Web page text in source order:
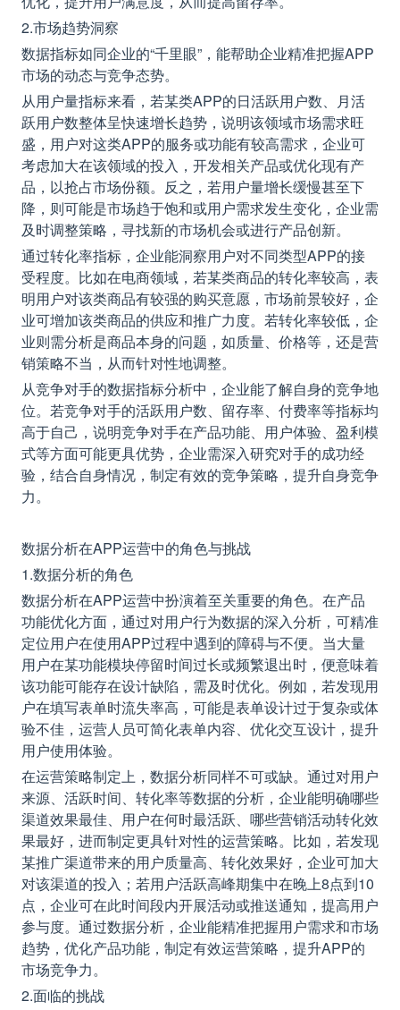
2.市场趋势洞察
数据指标如同企业的“千里眼”，能帮助企业精准把握APP
市场的动态与竞争态势。
从用户量指标来看，若某类APP的日活跃用户数、月活
跃用户数整体呈快速增长趋势，说明该领域市场需求旺
盛，用户对这类APP的服务或功能有较高需求，企业可
考虑加大在该领域的投入，开发相关产品或优化现有产
品，以抢占市场份额。反之，若用户量增长缓慢甚至下
降，则可能是市场趋于饱和或用户需求发生变化，企业需
及时调整策略，寻找新的市场机会或进行产品创新。
通过转化率指标，企业能洞察用户对不同类型APP的接
受程度。比如在电商领域，若某类商品的转化率较高，表
明用户对该类商品有较强的购买意愿，市场前景较好，企
业可增加该类商品的供应和推广力度。若转化率较低，企
业则需分析是商品本身的问题，如质量、价格等，还是营
销策略不当，从而针对性地调整。
从竞争对手的数据指标分析中，企业能了解自身的竞争地
位。若竞争对手的活跃用户数、留存率、付费率等指标均
高于自己，说明竞争对手在产品功能、用户体验、盈利模
式等方面可能更具优势，企业需深入研究对手的成功经
验，结合自身情况，制定有效的竞争策略，提升自身竞争
力。
数据分析在APP运营中的角色与挑战
1.数据分析的角色
数据分析在APP运营中扮演着至关重要的角色。在产品
功能优化方面，通过对用户行为数据的深入分析，可精准
定位用户在使用APP过程中遇到的障碍与不便。当大量
用户在某功能模块停留时间过长或频繁退出时，便意味着
该功能可能存在设计缺陷，需及时优化。例如，若发现用
户在填写表单时流失率高，可能是表单设计过于复杂或体
验不佳，运营人员可简化表单内容、优化交互设计，提升
用户使用体验。
在运营策略制定上，数据分析同样不可或缺。通过对用户
来源、活跃时间、转化率等数据的分析，企业能明确哪些
渠道效果最佳、用户在何时最活跃、哪些营销活动转化效
果最好，进而制定更具针对性的运营策略。比如，若发现
某推广渠道带来的用户质量高、转化效果好，企业可加大
对该渠道的投入；若用户活跃高峰期集中在晚上8点到10
点，企业可在此时间段内开展活动或推送通知，提高用户
参与度。通过数据分析，企业能精准把握用户需求和市场
趋势，优化产品功能，制定有效运营策略，提升APP的
市场竞争力。
2.面临的挑战